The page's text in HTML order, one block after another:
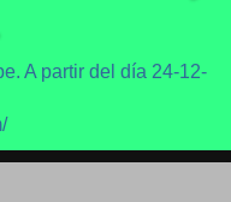
A partir del día 24-12-